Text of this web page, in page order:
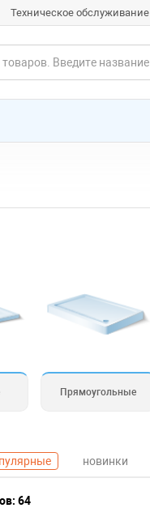
Техническое обслуживание
Прямоугольные
новинки
64